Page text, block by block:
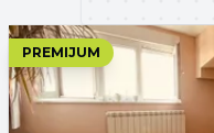
PREMIJUM